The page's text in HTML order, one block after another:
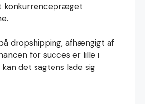
konkurrencepræget
dropshipping, afhængigt af
for succes er lille i
det sagtens lade sig